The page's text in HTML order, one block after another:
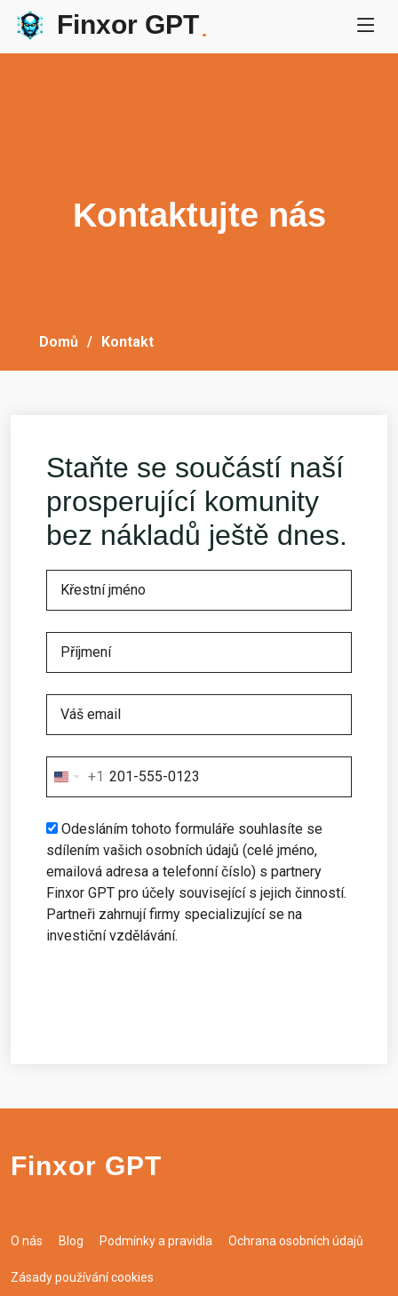
Finxor GPT.
Kontaktujte nás
Domů Kontakt
Staňte se součástí naší
prosperující komunity
bez nákladů ještě dnes.
United
States
+1
+1
Odesláním tohoto formuláře souhlasíte se
sdílením vašich osobních údajů (celé jméno,
emailová adresa a telefonní číslo) s partnery
Finxor GPT pro účely související s jejich činností.
Partneři zahrnují firmy specializující se na
investiční vzdělávání.
Finxor GPT
O nás Blog Podmínky a pravidla Ochrana osobních údajů
Zásady používání cookies